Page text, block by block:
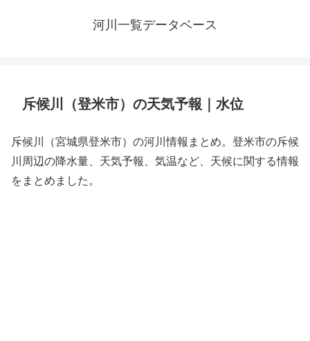
河川一覧データベース
斥候川（登米市）の天気予報｜水位
斥候川（宮城県登米市）の河川情報まとめ。登米市の斥候
川周辺の降水量、天気予報、気温など、天候に関する情報
をまとめました。